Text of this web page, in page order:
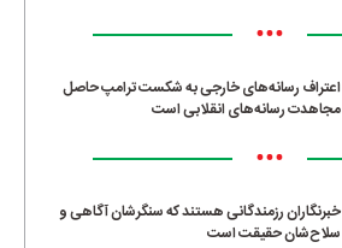
•••
اعتراف رسانه‌های خارجی به شکست ترامپ حاصل
مجاهدت رسانه‌های انقلابی است
•••
خبرنگاران رزمندگانی هستند که سنگرشان آگاهی و
سلاح‌شان حقیقت است